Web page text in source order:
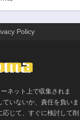
Policy
ネット上で収集されま
いないか、責任を負いま
じて、すぐに検討して削